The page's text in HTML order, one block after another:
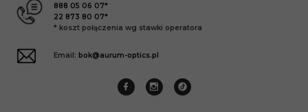
888 05 06 07*
22 873 80 07*
* koszt połączenia wg stawki operatora
Email: bok@aurum-optics.pl